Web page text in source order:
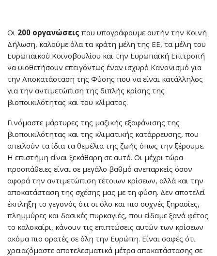
Oι 200 οργανώσεις που υπογράφουμε αυτήν την Κοινή
Δήλωση, καλούμε όλα τα κράτη μέλη της ΕΕ, τα μέλη του
Ευρωπαϊκού Κοινοβουλίου και την Ευρωπαϊκή Επιτροπή
να υιοθετήσουν επειγόντως έναν ισχυρό Κανονισμό για
την Αποκατάσταση της Φύσης που να είναι κατάλληλος
για την αντιμετώπιση της διπλής κρίσης της
βιοποικιλότητας και του κλίματος.
Γινόμαστε μάρτυρες της μαζικής εξαφάνισης της
βιοποικιλότητας και της κλιματικής κατάρρευσης, που
απειλούν τα ίδια τα θεμέλια της ζωής όπως την ξέρουμε.
Η επιστήμη είναι ξεκάθαρη σε αυτό. Οι μέχρι τώρα
προσπάθειες είναι σε μεγάλο βαθμό ανεπαρκείς όσον
αφορά την αντιμετώπιση τέτοιων κρίσεων, αλλά και την
αποκατάσταση της σχέσης μας με τη φύση. Δεν αποτελεί
έκπληξη το γεγονός ότι οι όλο και πιο συχνές ξηρασίες,
πλημμύρες και δασικές πυρκαγιές, που είδαμε ξανά φέτος
το καλοκαίρι, κάνουν τις επιπτώσεις αυτών των κρίσεων
ακόμα πιο ορατές σε όλη την Ευρώπη. Είναι σαφές ότι
χρειαζόμαστε αποτελεσματικά μέτρα αποκατάστασης σε